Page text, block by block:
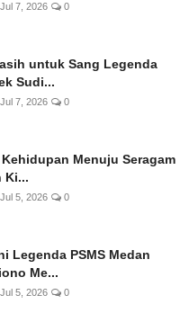
Jul 7, 2026 0
untuk Sang Legenda
Sudi...
Jul 7, 2026 0
Menuju Seragam
Ki...
Jul 5, 2026 0
Legenda PSMS Medan
Me...
Jul 5, 2026 0